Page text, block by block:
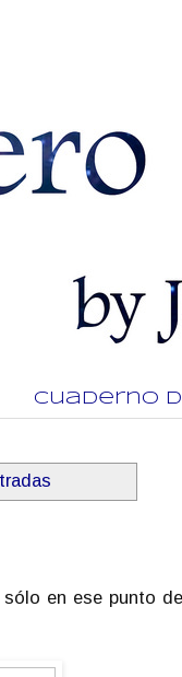
Cuaderno
en ese punto de